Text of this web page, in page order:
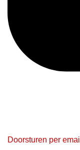
Doorsturen per email